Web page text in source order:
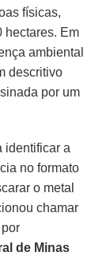
físicas,
hectares. Em
ambiental
descritivo
por um
identificar a
no formato
o metal
chamar
de Minas